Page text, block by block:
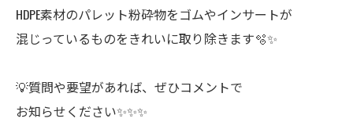
HDPE素材のパレット粉砕物をゴムやインサートが
混じっているものをきれいに取り除きます🫧✨
💡質問や要望があれば、ぜひコメントで
お知らせください✨✨✨